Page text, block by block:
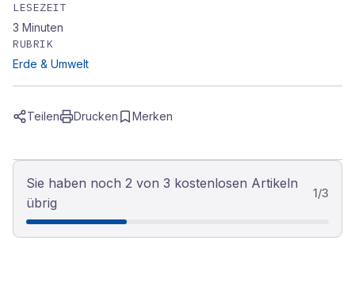
LESEZEIT
3 Minuten
RUBRIK
Erde & Umwelt
Teilen Drucken Merken
Sie haben noch 2 von 3 kostenlosen Artikeln
übrig
1/3